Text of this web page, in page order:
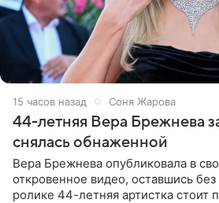
15 часов назад Соня Жарова
44-летняя Вера Брежнева
снялась обнаженной
Вера Брежнева опубликовала в
откровенное видео, оставшись
ролике 44-летняя артистка стоит